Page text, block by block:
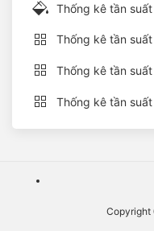
Thống kê tần
Thống kê tần
Thống kê tần
Thống kê tần
Copyright